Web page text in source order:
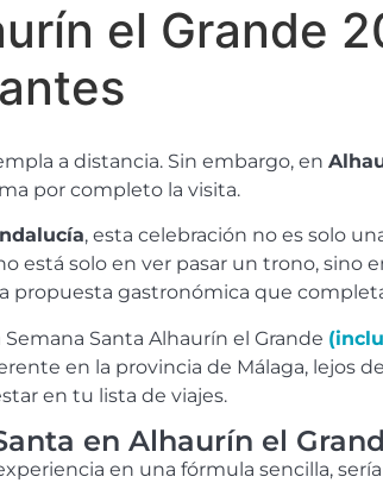
el Grande
a distancia. Sin embargo, en
por completo la visita.
, esta celebración no es solo
está solo en ver pasar un trono, sino
propuesta gastronómica que
Santa Alhaurín el Grande
en la provincia de Málaga, lejos
en tu lista de viajes.
en Alhaurín el
en una fórmula sencilla,